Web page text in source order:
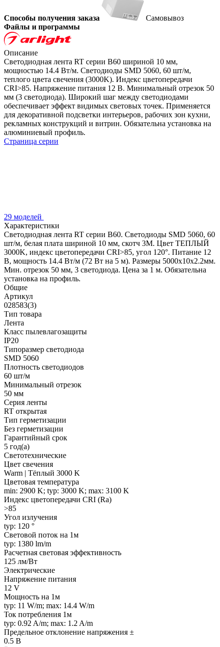
Способы получения заказа
Самовывоз
Файлы и программы
Описание
Светодиодная лента RT серии B60 шириной 10 мм,
мощностью 14.4 Вт/м. Светодиоды SMD 5060, 60 шт/м,
теплого цвета свечения (3000K). Индекс цветопередачи
CRI>85. Напряжение питания 12 В. Минимальный отрезок 50
мм (3 светодиода). Широкий шаг между светодиодами
обеспечивает эффект видимых световых точек. Применяется
для декоративной подсветки интерьеров, рабочих зон кухни,
рекламных конструкций и витрин. Обязательна установка на
алюминиевый профиль.
Страница серии
29 моделей
Характеристики
Светодиодная лента RT серии B60. Светодиоды SMD 5060, 60
шт/м, белая плата шириной 10 мм, скотч 3M. Цвет ТЕПЛЫЙ
3000K, индекс цветопередачи CRI>85, угол 120°. Питание 12
В, мощность 14.4 Вт/м (72 Вт на 5 м). Размеры 5000x10x2.2мм.
Мин. отрезок 50 мм, 3 светодиода. Цена за 1 м. Обязательна
установка на профиль.
Общие
Артикул
028583(3)
Тип товара
Лента
Класс пылевлагозащиты
IP20
Типоразмер светодиода
SMD 5060
Плотность светодиодов
60 шт/м
Минимальный отрезок
50 мм
Серия ленты
RT открытая
Тип герметизации
Без герметизации
Гарантийный срок
5 год(а)
Светотехнические
Цвет свечения
Warm | Тёплый 3000 K
Цветовая температура
min: 2900 K; typ: 3000 K; max: 3100 K
Индекс цветопередачи CRI (Ra)
>85
Угол излучения
typ: 120 °
Световой поток на 1м
typ: 1380 lm/m
Расчетная световая эффективность
125 лм/Вт
Электрические
Напряжение питания
12 V
Мощность на 1м
typ: 11 W/m; max: 14.4 W/m
Ток потребления 1м
typ: 0.92 A/m; max: 1.2 A/m
Предельное отклонение напряжения ±
0.5 В